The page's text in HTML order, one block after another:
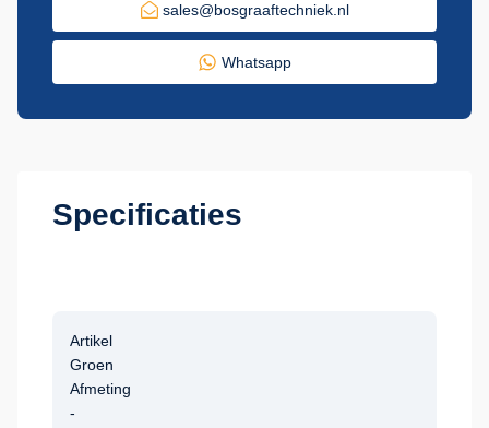
sales@bosgraaftechniek.nl
Whatsapp
Specificaties
Artikel
Groen
Afmeting
-